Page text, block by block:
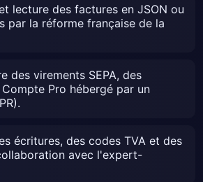
lecture des factures en JSON ou
par la réforme française de la
des virements SEPA, des
Pro hébergé par un
écritures, des codes TVA et des
avec l'expert-